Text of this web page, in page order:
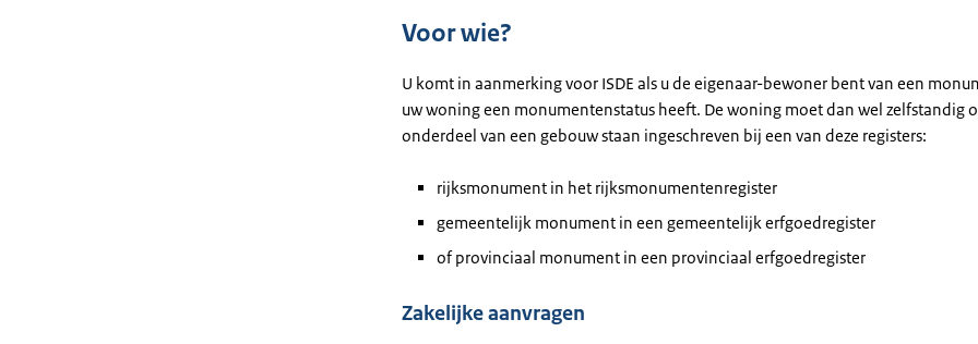
Voor wie?
U komt in aanmerking voor ISDE als u de eigenaar-bewoner bent van een
uw woning een monumentenstatus heeft. De woning moet dan wel zelfstandig
onderdeel van een gebouw staan ingeschreven bij een van deze registers:
rijksmonument in het rijksmonumentenregister
gemeentelijk monument in een gemeentelijk erfgoedregister
of provinciaal monument in een provinciaal erfgoedregister
Zakelijke aanvragen